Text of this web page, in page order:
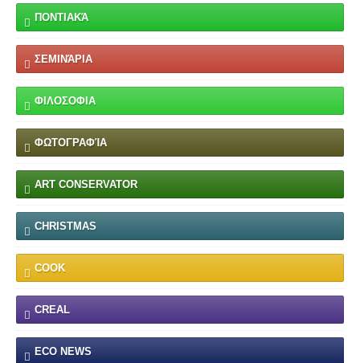
ΠΟΝΤΙΑΚΆ
ΣΕΜΙΝΆΡΙΑ
ΦΙΛΟΣΟΦΙΑ
ΦΩΤΟΓΡΑΦΊΑ
ART CONSERVATOR
CHRISTMAS
COOK
CREAL
ECO NEWS